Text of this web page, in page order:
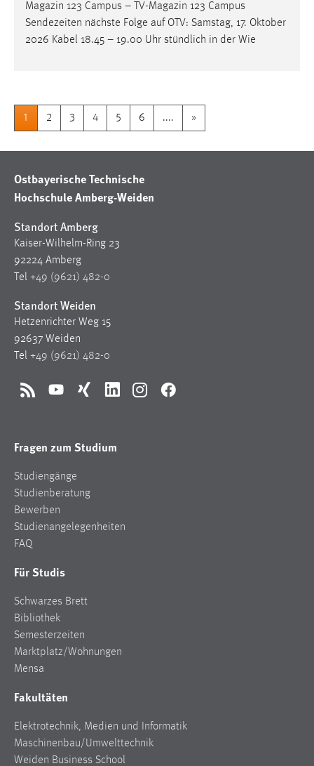
Magazin 123 Campus – TV-Magazin 123 Campus
Sendezeiten nächste Folge auf OTV: Samstag, 17. Oktober
2026 Kabel 18.45 – 19.00 Uhr stündlich in der Wie
1 2 3 4 5 6 .... »
Ostbayerische Technische
Hochschule Amberg-Weiden
Standort Amberg
Kaiser-Wilhelm-Ring 23
92224 Amberg
Tel +49 (9621) 482-0
Standort Weiden
Hetzenrichter Weg 15
92637 Weiden
Tel +49 (9621) 482-0
RSS YouTubeXing LinkedInInstagramFacebook
Fragen zum Studium
Studiengänge
Studienberatung
Bewerben
Studienangelegenheiten
FAQ
Für Studis
Schwarzes Brett
Bibliothek
Semesterzeiten
Marktplatz/Wohnungen
Mensa
Fakultäten
Elektrotechnik, Medien und Informatik
Maschinenbau/Umwelttechnik
Weiden Business School